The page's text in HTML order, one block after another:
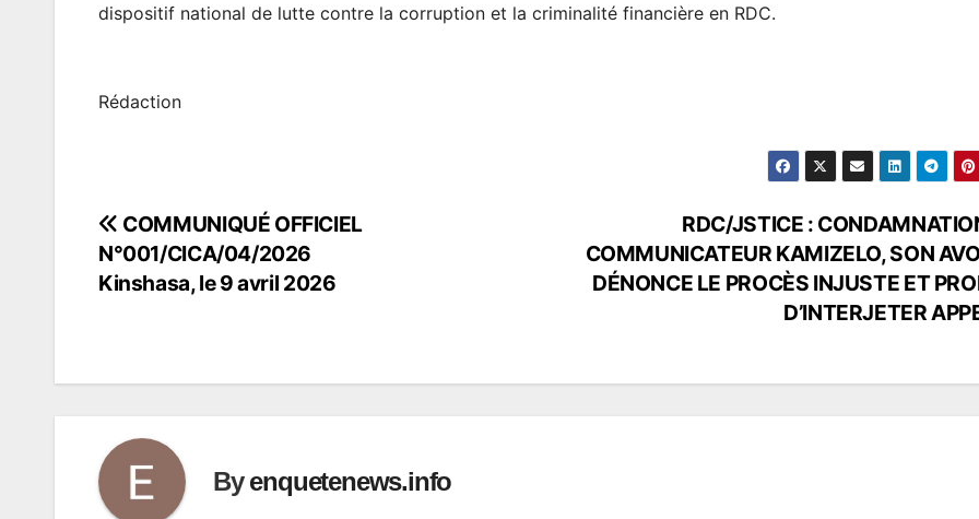
dispositif national de lutte contre la corruption et la criminalité financière en RDC.
Rédaction
Navigation
de
RDC/JSTICE :
COMMUNICATEUR KAMIZELO, SON
DÉNONCE LE PROCÈS INJUSTE ET
D’INTERJETER
COMMUNIQUÉ OFFICIEL
N°001/CICA/04/2026
Kinshasa, le 9 avril 2026
Byenquetenews.info